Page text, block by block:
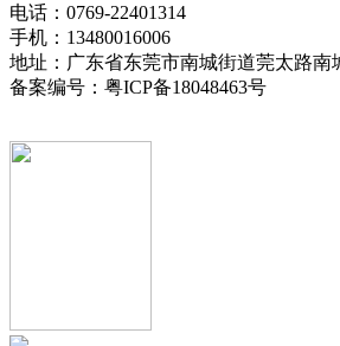
电话：0769-22401314
手机：13480016006
地址：广东省东莞市南城街道莞太路南
备案编号：粤ICP备18048463号